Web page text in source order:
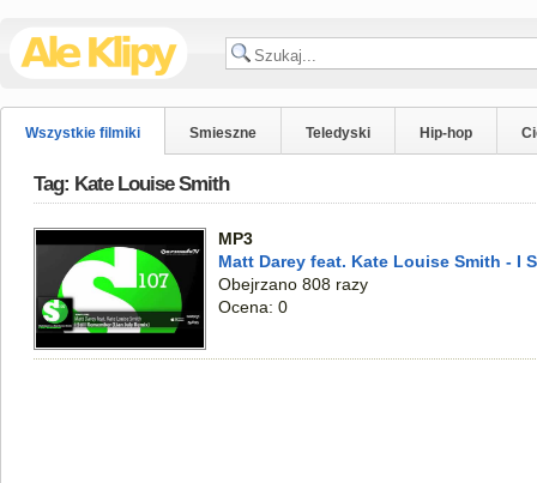
Wszystkie filmiki Smieszne Teledyski Hip-hop
Tag: Kate Louise Smith
MP3
Matt Darey feat. Kate Louise Smith - I
Obejrzano 808 razy
Ocena: 0